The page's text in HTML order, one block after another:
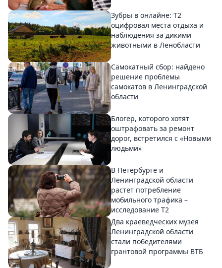
Зубры в онлайне: Т2
оцифровал места отдыха и
наблюдения за дикими
животными в Ленобласти
Самокатный сбор: найдено
решение проблемы
самокатов в Ленинградской
области
Блогер, которого хотят
оштрафовать за ремонт
дорог, встретился с «Новыми
людьми»
В Петербурге и
Ленинградской области
растет потребление
мобильного трафика –
исследование T2
Два краеведческих музея
Ленинградской области
стали победителями
грантовой программы ВТБ